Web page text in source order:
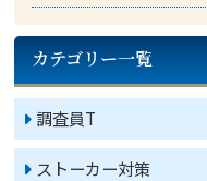
カテゴリー一覧
調査員T
ストーカー対策